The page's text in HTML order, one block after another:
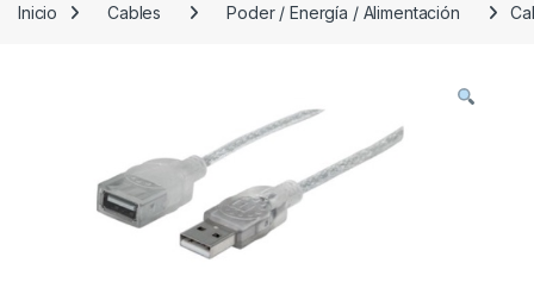
Inicio Cables Poder / Energía / Alimentación